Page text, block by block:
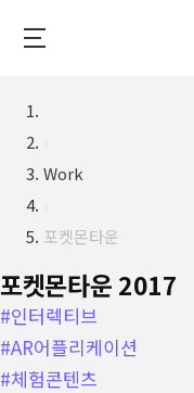
content
Work
포켓몬타운
포켓몬타운 2017
#인터렉티브
#AR어플리케이션
#체험콘텐츠